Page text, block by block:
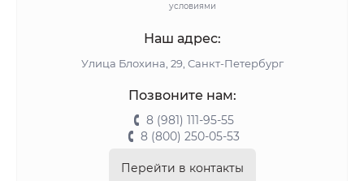
условиями
Наш адрес:
Улица Блохина, 29, Санкт-Петербург
Позвоните нам:
8 (981) 111-95-55
8 (800) 250-05-53
Перейти в контакты